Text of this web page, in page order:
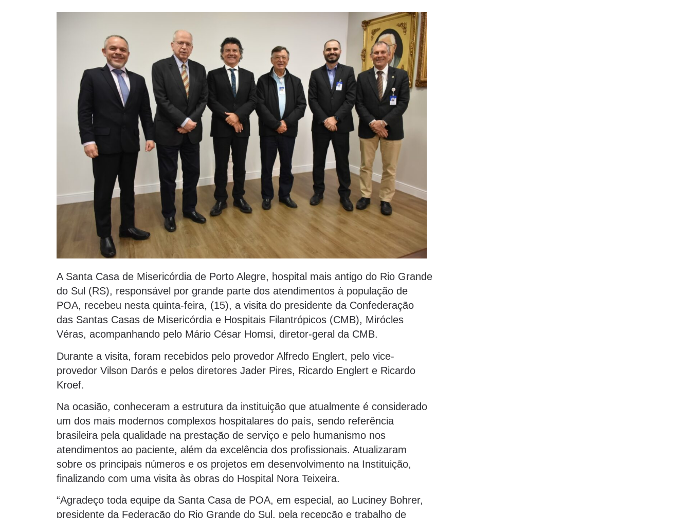
A Santa Casa de Misericórdia de Porto Alegre, hospital mais antigo do Rio Grande
do Sul (RS), responsável por grande parte dos atendimentos à população de
POA, recebeu nesta quinta-feira, (15), a visita do presidente da Confederação
das Santas Casas de Misericórdia e Hospitais Filantrópicos (CMB), Mirócles
Véras, acompanhando pelo Mário César Homsi, diretor-geral da CMB.
Durante a visita, foram recebidos pelo provedor Alfredo Englert, pelo vice-
provedor Vilson Darós e pelos diretores Jader Pires, Ricardo Englert e Ricardo
Kroef.
Na ocasião, conheceram a estrutura da instituição que atualmente é considerado
um dos mais modernos complexos hospitalares do país, sendo referência
brasileira pela qualidade na prestação de serviço e pelo humanismo nos
atendimentos ao paciente, além da excelência dos profissionais. Atualizaram
sobre os principais números e os projetos em desenvolvimento na Instituição,
finalizando com uma visita às obras do Hospital Nora Teixeira.
“Agradeço toda equipe da Santa Casa de POA, em especial, ao Luciney Bohrer,
presidente da Federação do Rio Grande do Sul, pela recepção e trabalho de